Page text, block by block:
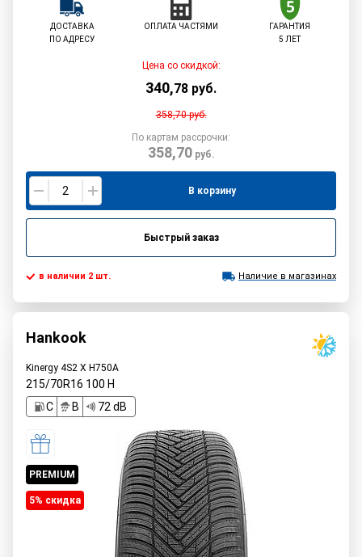
ДОСТАВКА
ПО АДРЕСУ
ОПЛАТА ЧАСТЯМИ
ГАРАНТИЯ
5 ЛЕТ
Цена со скидкой:
340,78 руб.
358,70руб.
По картам рассрочки:
358,70руб.
В корзину
Быстрый заказ
в наличии 2 шт. Наличие в магазинах
Hankook
Kinergy 4S2 X H750A
215/70R16 100 H
C
B 72 dB
PREMIUM
5% cкидка